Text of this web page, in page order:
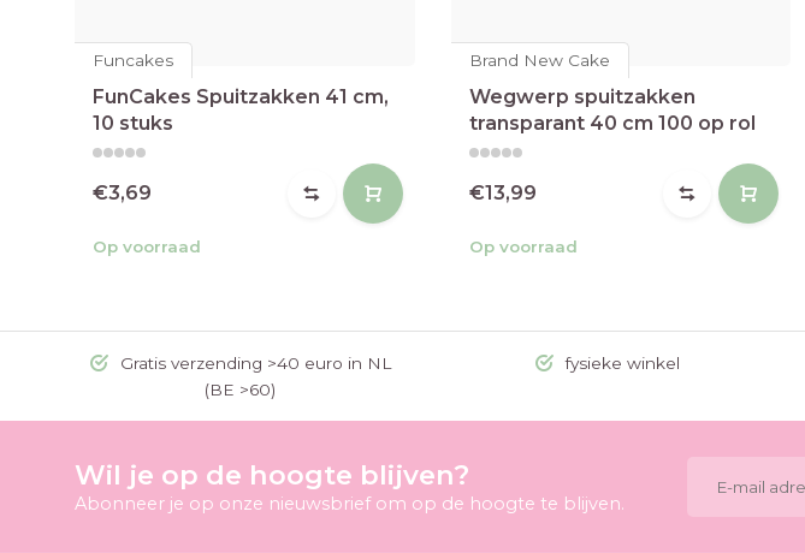
Funcakes
FunCakes Spuitzakken 41 cm,
10 stuks
€3,69
Op voorraad
Brand New Cake
Wegwerp spuitzakken
transparant 40 cm 100 op rol
€13,99
Op voorraad
Gratis verzending >40 euro in NL
(BE >60)
fysieke winkel
Wil je op de hoogte blijven?
Abonneer je op onze nieuwsbrief om op de hoogte te blijven.